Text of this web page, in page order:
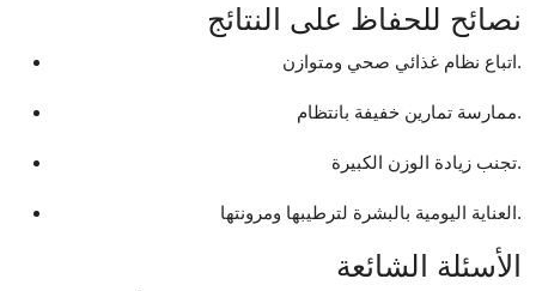
نصائح للحفاظ على النتائج
اتباع نظام غذائي صحي ومتوازن.
ممارسة تمارين خفيفة بانتظام.
تجنب زيادة الوزن الكبيرة.
العناية اليومية بالبشرة لترطيبها ومرونتها.
الأسئلة الشائعة